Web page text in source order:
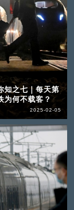
知之七｜每天第
为何不载客？
2025-02-05